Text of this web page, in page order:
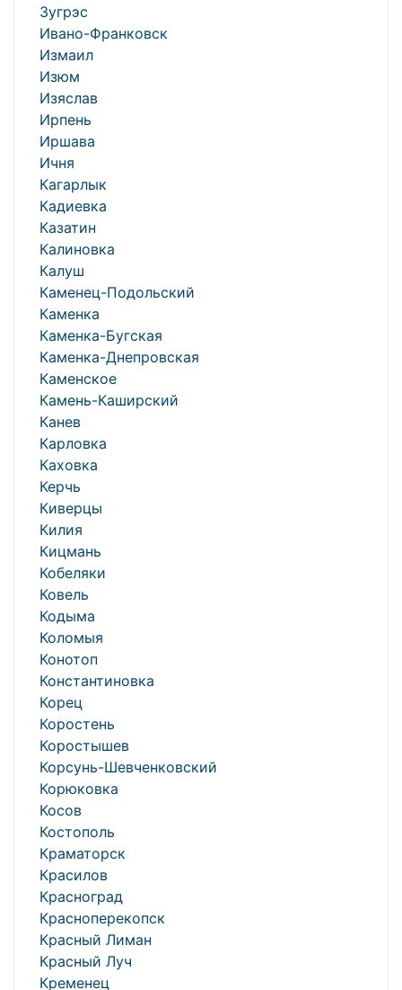
Зугрэс
Ивано-Франковск
Измаил
Изюм
Изяслав
Ирпень
Иршава
Ичня
Кагарлык
Кадиевка
Казатин
Калиновка
Калуш
Каменец-Подольский
Каменка
Каменка-Бугская
Каменка-Днепровская
Каменское
Камень-Каширский
Канев
Карловка
Каховка
Керчь
Киверцы
Килия
Кицмань
Кобеляки
Ковель
Кодыма
Коломыя
Конотоп
Константиновка
Корец
Коростень
Коростышев
Корсунь-Шевченковский
Корюковка
Косов
Костополь
Краматорск
Красилов
Красноград
Красноперекопск
Красный Лиман
Красный Луч
Кременец